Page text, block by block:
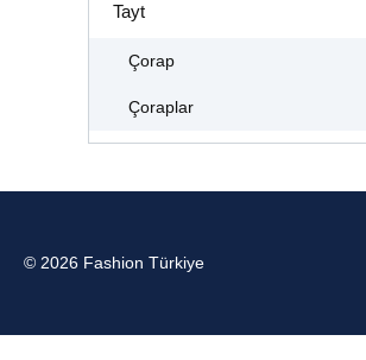
Tayt
Çorap
Çoraplar
© 2026 Fashion Türkiye